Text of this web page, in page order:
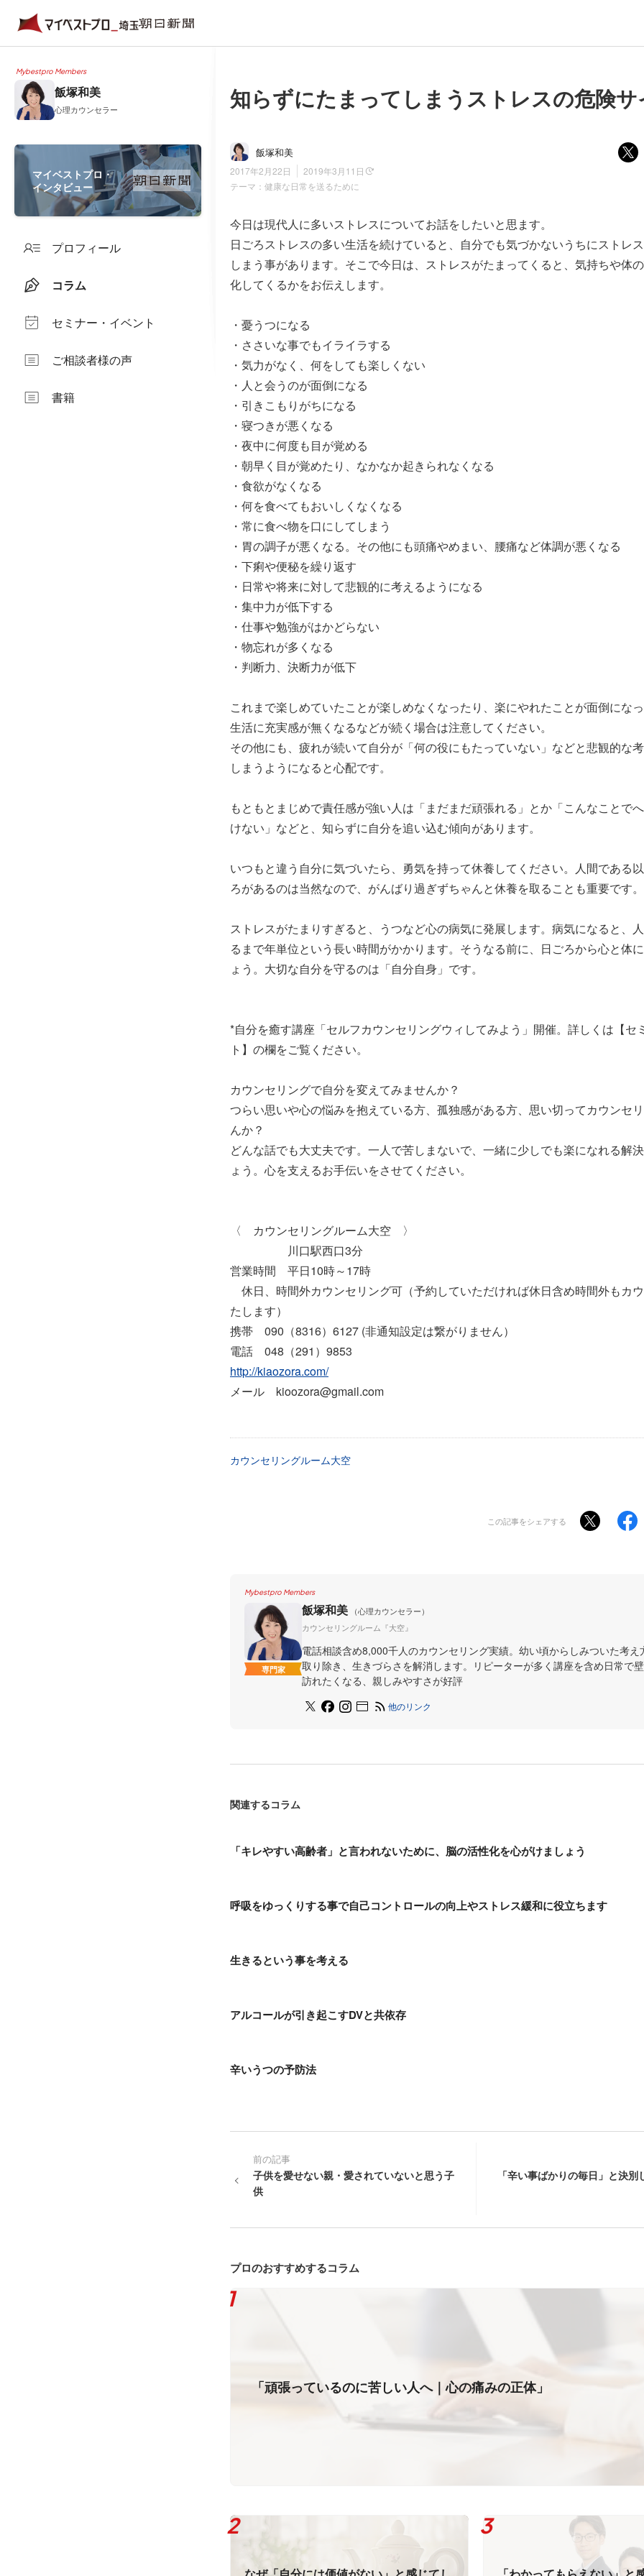
Mybestpro Members
飯塚和美
心理カウンセラー
マイベストプロ・
インタビュー
プロフィール
コラム
セミナー・イベント
ご相談者様の声
書籍
知らずにたまってしまうストレスの危険サ
飯塚和美
2017年2月22日
2019年3月11日
テーマ： 健康な日常を送るために
今日は現代人に多いストレスについてお話をしたいと思ます。
日ごろストレスの多い生活を続けていると、自分でも気づかないうちにストレ
しまう事があります。そこで今日は、ストレスがたまってくると、気持ちや体
化してくるかをお伝えします。
・憂うつになる
・ささいな事でもイライラする
・気力がなく、何をしても楽しくない
・人と会うのが面倒になる
・引きこもりがちになる
・寝つきが悪くなる
・夜中に何度も目が覚める
・朝早く目が覚めたり、なかなか起きられなくなる
・食欲がなくなる
・何を食べてもおいしくなくなる
・常に食べ物を口にしてしまう
・胃の調子が悪くなる。その他にも頭痛やめまい、腰痛など体調が悪くなる
・下痢や便秘を繰り返す
・日常や将来に対して悲観的に考えるようになる
・集中力が低下する
・仕事や勉強がはかどらない
・物忘れが多くなる
・判断力、決断力が低下
これまで楽しめていたことが楽しめなくなったり、楽にやれたことが面倒にな
生活に充実感が無くなるなどが続く場合は注意してください。
その他にも、疲れが続いて自分が「何の役にもたっていない」などと悲観的な
しまうようになると心配です。
もともとまじめで責任感が強い人は「まだまだ頑張れる」とか「こんなことで
けない」などと、知らずに自分を追い込む傾向があります。
いつもと違う自分に気づいたら、勇気を持って休養してください。人間である
ろがあるのは当然なので、がんばり過ぎずちゃんと休養を取ることも重要です。
ストレスがたまりすぎると、うつなど心の病気に発展します。病気になると、
るまで年単位という長い時間がかかります。そうなる前に、日ごろから心と体
ょう。大切な自分を守るのは「自分自身」です。
*自分を癒す講座「セルフカウンセリングウィしてみよう」開催。詳しくは【セ
ト】の欄をご覧ください。
カウンセリングで自分を変えてみませんか？
つらい思いや心の悩みを抱えている方、孤独感がある方、思い切ってカウンセ
んか？
どんな話でも大丈夫です。一人で苦しまないで、一緒に少しでも楽になれる解
ょう。心を支えるお手伝いをさせてください。
〈 カウンセリングルーム大空 〉
川口駅西口3分
営業時間 平日10時～17時
休日、時間外カウンセリング可（予約していただければ休日含め時間外もカ
たします）
携帯 090（8316）6127 (非通知設定は繋がりません）
電話 048（291）9853
http://kiaozora.com/
メール kioozora@gmail.com
カウンセリングルーム大空
この記事をシェアする
Mybestpro Members
専門家
飯塚和美
（心理カウンセラー）
カウンセリングルーム『大空』
電話相談含め8,000千人のカウンセリング実績。幼い頃からしみついた考え
取り除き、生きづらさを解消します。リピーターが多く講座を含め日常で
訪れたくなる、親しみやすさが好評
他のリンク
関連するコラム
「キレやすい高齢者」と言われないために、脳の活性化を心がけましょう
呼吸をゆっくりする事で自己コントロールの向上やストレス緩和に役立ちます
生きるという事を考える
アルコールが引き起こすDVと共依存
辛いうつの予防法
前の記事
子供を愛せない親・愛されていないと思う子
供
「辛い事ばかりの毎日」と決別
プロのおすすめするコラム
「頑張っているのに苦しい人へ｜心の痛みの正体」